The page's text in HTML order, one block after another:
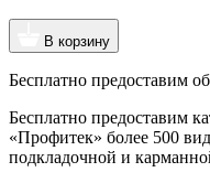
В корзину
Бесплатно предоставим
Бесплатно предоставим
«Профитек» более 500
подкладочной и